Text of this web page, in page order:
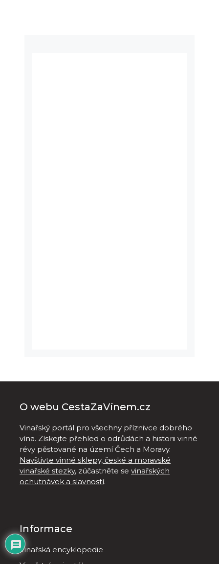
O webu CestaZaVínem.cz
Vinařský portál pro všechny příznivce dobrého
vína. Získejte přehled o odrůdách a historii vinné
révy pěstované na území Čech a Moravy.
Navštivte vinné sklepy, české a moravské
vinařské stezky, zúčastněte se vinařských
ochutnávek a slavností.
Informace
Vinařská encyklopedie